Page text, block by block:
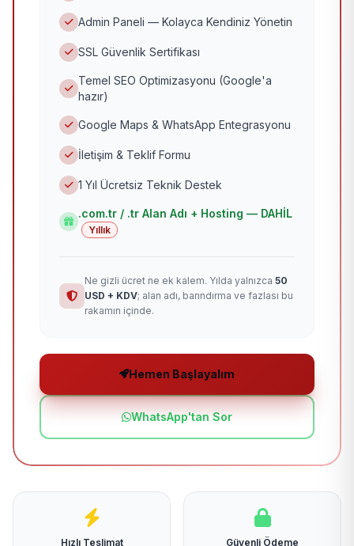
Admin Paneli — Kolayca Kendiniz Yönetin
SSL Güvenlik Sertifikası
Temel SEO Optimizasyonu (Google'a
hazır)
Google Maps & WhatsApp Entegrasyonu
İletişim & Teklif Formu
1 Yıl Ücretsiz Teknik Destek
.com.tr / .tr Alan Adı + Hosting — DAHİL
Yıllık
Ne gizli ücret ne ek kalem. Yılda yalnızca 50
USD + KDV; alan adı, barındırma ve fazlası bu
rakamın içinde.
Hemen Başlayalım
WhatsApp'tan Sor
Hızlı Teslimat
Güvenli Ödeme